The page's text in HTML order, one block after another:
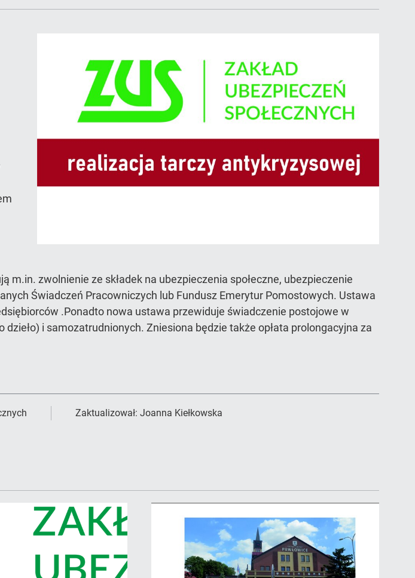
zwolnienie ze składek na ubezpieczenia społeczne, ubezpieczenie
Świadczeń Pracowniczych lub Fundusz Emerytur Pomostowych. Ustawa
.Ponadto nowa ustawa przewiduje świadczenie postojowe w
i samozatrudnionych. Zniesiona będzie także opłata prolongacyjna za
Zaktualizował: Joanna Kiełkowska